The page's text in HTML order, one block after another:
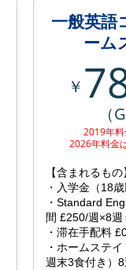
一般英語
ーム
￥
2019年
2026年料金
【含まれるもの
・入学金（18
・Standard
間 £250/週×8
・滞在手配料
・ホームステ
週末3食付き）